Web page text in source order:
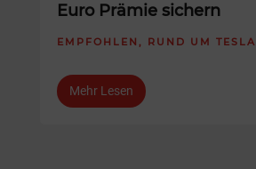
Euro Prämie sichern
EMPFOHLEN , RUND UM TESLA
Mehr Lesen